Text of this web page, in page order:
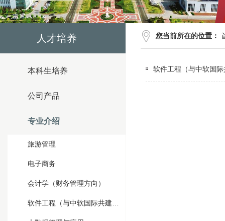
人才培养
本科生培养
公司产品
专业介绍
旅游管理
电子商务
会计学（财务管理方向）
软件工程（与中软国际共建项目）
您当前所在的位置：
软件工程（与中软国